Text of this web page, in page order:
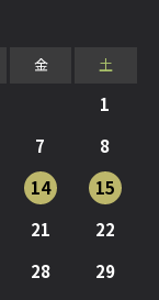
金 土
1
7
8
14
15
21
22
28
29